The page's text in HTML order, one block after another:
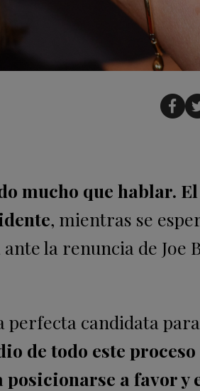
mucho que hablar. El
, mientras se
la renuncia de Joe
perfecta candidata
de todo este proceso
a favor y